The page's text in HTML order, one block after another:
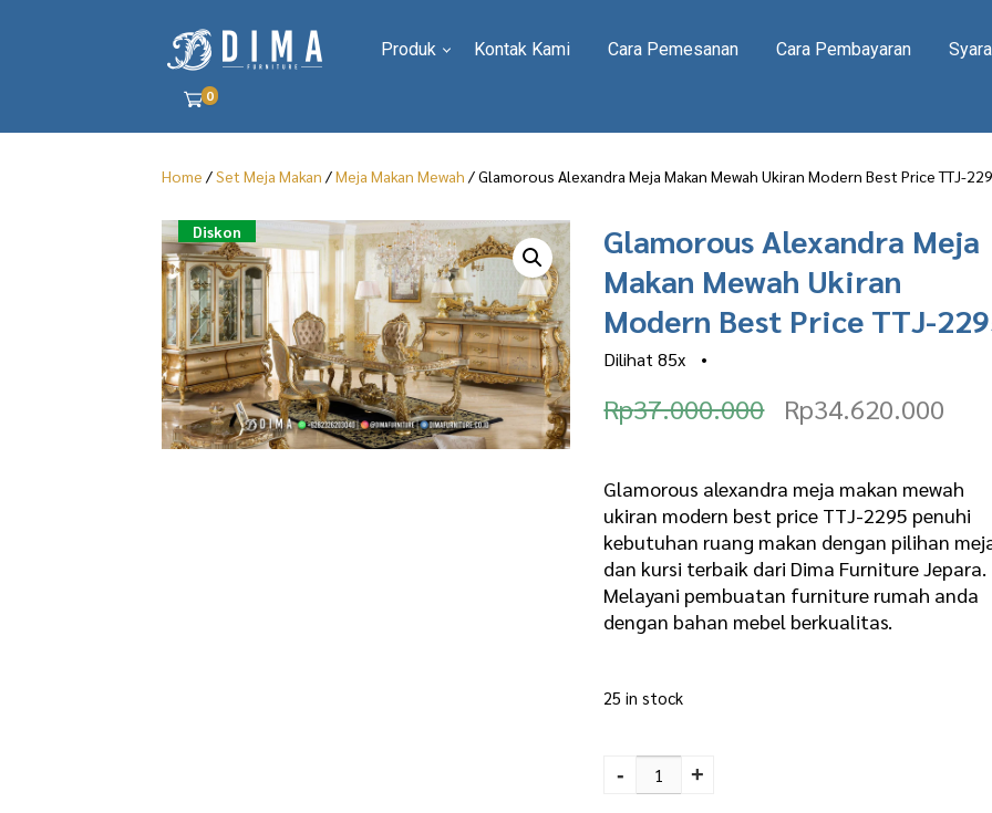
Produk Kontak Kami Cara Pemesanan Cara Pembayaran
0
Home /Set Meja Makan /Meja Makan Mewah / Glamorous Alexandra Meja Makan Mewah Ukiran Modern Best Price TTJ-
Diskon
Glamorous Alexandra Meja
Makan Mewah Ukiran
Modern Best Price TTJ-
Dilihat85x •
Rp37.000.000
O
i
g
i
n
a
Rp34.620.000
r
r
e
n
Glamorous alexandra meja makan mewah
ukiran modern best price TTJ-2295 penuhi
kebutuhan ruang makan dengan pilihan
dan kursi terbaik dari Dima Furniture Jepara.
Melayani pembuatan furniture rumah anda
dengan bahan mebel berkualitas.
25 in stock
Meja Makan Mewah
Ukiran Modern Best
- +